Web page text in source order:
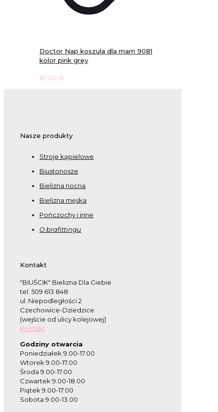
Doctor Nap koszula dla mam 9081
kolor pink grey
87,00 zł
Nasze produkty
Stroje kąpielowe
Biustonosze
Bielizna nocna
Bielizna męska
Pończochy i inne
O brafittingu
Kontakt
"BIUŚCIK" Bielizna Dla Ciebie
tel. 509 613 848
ul. Niepodległości 2
Czechowice-Dziedzice
(wejście od ulicy kolejowej)
Kontakt
Godziny otwarcia
Poniedziałek 9.00-17.00
Wtorek 9.00-17.00
Środa 9.00-17.00
Czwartek 9.00-18.00
Piątek 9.00-17.00
Sobota 9.00-13.00